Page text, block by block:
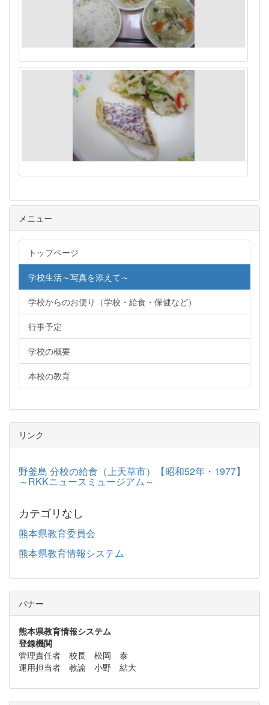
メニュー
トップページ
学校生活～写真を添えて～
学校からのお便り（学校・給食・保健など）
行事予定
学校の概要
本校の教育
リンク
野釜島 分校の給食（上天草市）【昭和52年・1977】
～RKKニュースミュージアム～
カテゴリなし
熊本県教育委員会
熊本県教育情報システム
バナー
熊本県教育情報システム
登録機関
管理責任者 校長 松岡 泰
運用担当者 教諭 小野 結大